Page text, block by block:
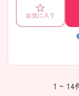
お気に入り
1 ~ 14